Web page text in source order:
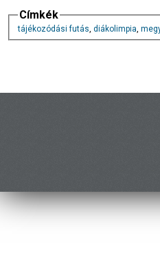
Címkék
tájékozódási futás, diákolimpia,